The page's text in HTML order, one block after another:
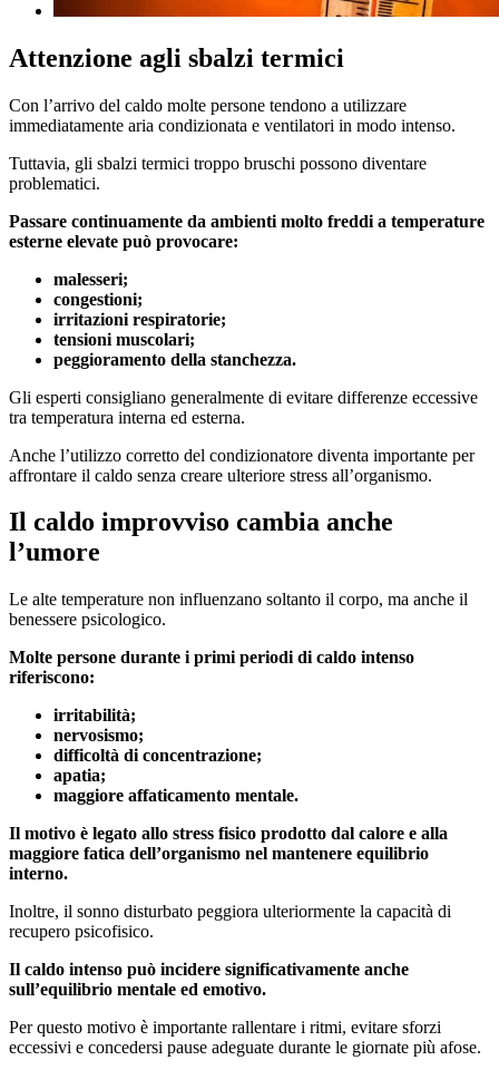
Attenzione agli sbalzi termici
Con l’arrivo del caldo molte persone tendono a utilizzare
immediatamente aria condizionata e ventilatori in modo intenso.
Tuttavia, gli sbalzi termici troppo bruschi possono diventare
problematici.
Passare continuamente da ambienti molto freddi a temperature
esterne elevate può provocare:
malesseri;
congestioni;
irritazioni respiratorie;
tensioni muscolari;
peggioramento della stanchezza.
Gli esperti consigliano generalmente di evitare differenze eccessive
tra temperatura interna ed esterna.
Anche l’utilizzo corretto del condizionatore diventa importante per
affrontare il caldo senza creare ulteriore stress all’organismo.
Il caldo improvviso cambia anche
l’umore
Le alte temperature non influenzano soltanto il corpo, ma anche il
benessere psicologico.
Molte persone durante i primi periodi di caldo intenso
riferiscono:
irritabilità;
nervosismo;
difficoltà di concentrazione;
apatia;
maggiore affaticamento mentale.
Il motivo è legato allo stress fisico prodotto dal calore e alla
maggiore fatica dell’organismo nel mantenere equilibrio
interno.
Inoltre, il sonno disturbato peggiora ulteriormente la capacità di
recupero psicofisico.
Il caldo intenso può incidere significativamente anche
sull’equilibrio mentale ed emotivo.
Per questo motivo è importante rallentare i ritmi, evitare sforzi
eccessivi e concedersi pause adeguate durante le giornate più afose.